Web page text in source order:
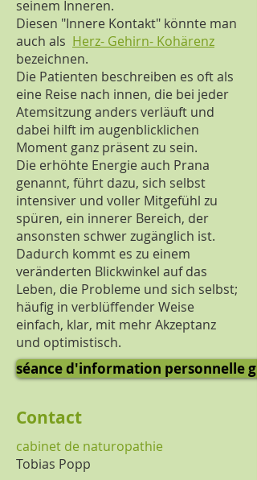
seinem Inneren.
Diesen "Innere Kontakt" könnte man
auch als Herz- Gehirn- Kohärenz
bezeichnen.
Die Patienten beschreiben es oft als
eine Reise nach innen, die bei jeder
Atemsitzung anders verläuft und
dabei hilft im augenblicklichen
Moment ganz präsent zu sein.
Die erhöhte Energie auch Prana
genannt, führt dazu, sich selbst
intensiver und voller Mitgefühl zu
spüren, ein innerer Bereich, der
ansonsten schwer zugänglich ist.
Dadurch kommt es zu einem
veränderten Blickwinkel auf das
Leben, die Probleme und sich selbst;
häufig in verblüffender Weise
einfach, klar, mit mehr Akzeptanz
und optimistisch.
séance d'information personnelle
Contact
cabinet de naturopathie
Tobias Popp​